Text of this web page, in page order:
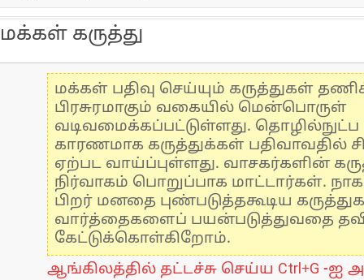
மக்கள் கருத்து
மக்கள் பதிவு செய்யும் கருத்துகள்
பிரசுரமாகும் வகையில் மென்பொருள்
வடிவமைக்கப்பட்டுள்ளது.
காரணமாக கருத்துக்கள் பதிவாவதில்
ஏற்பட வாய்ப்புள்ளது. வாசகர்களின்
நிர்வாகம் பொறுப்பாக மாட்டார்கள்.
பிறர் மனதை புண்படுத்தகூடிய
வார்த்தைகளைப் பயன்படுத்துவதை
கேட்டுக்கொள்கிறோம்.
ஆங்கிலத்தில் தட்டச்சு செய்ய Ctrl+G -ஐ